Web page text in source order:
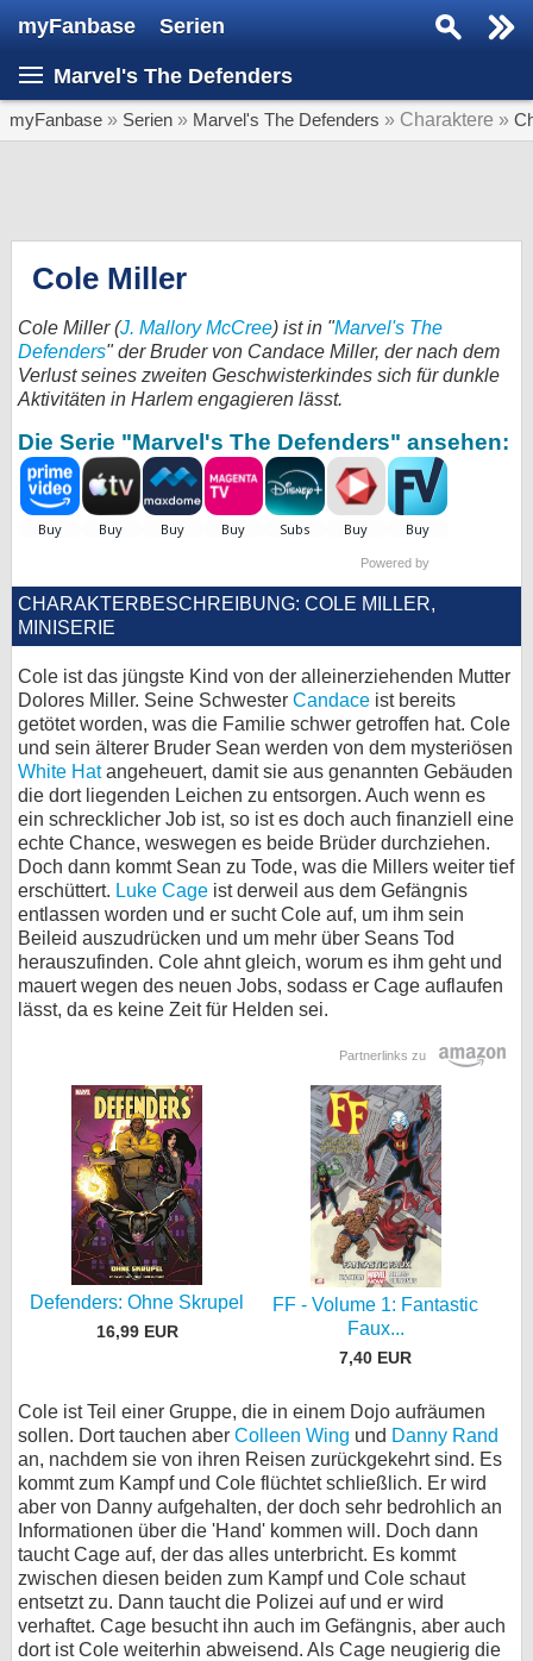
myFanbase Serien
Marvel's The Defenders
myFanbase » Serien » Marvel's The Defenders » Charaktere »
Cole Miller
Cole Miller (J. Mallory McCree) ist in "Marvel's The
Defenders" der Bruder von Candace Miller, der nach dem
Verlust seines zweiten Geschwisterkindes sich für dunkle
Aktivitäten in Harlem engagieren lässt.
Die Serie "Marvel's The Defenders" ansehen:
Powered by
CHARAKTERBESCHREIBUNG: COLE MILLER,
MINISERIE
Cole ist das jüngste Kind von der alleinerziehenden Mutter
Dolores Miller. Seine Schwester Candace ist bereits
getötet worden, was die Familie schwer getroffen hat. Cole
und sein älterer Bruder Sean werden von dem mysteriösen
White Hatangeheuert, damit sie aus genannten Gebäuden
die dort liegenden Leichen zu entsorgen. Auch wenn es
ein schrecklicher Job ist, so ist es doch auch finanziell eine
echte Chance, weswegen es beide Brüder durchziehen.
Doch dann kommt Sean zu Tode, was die Millers weiter tief
erschüttert. Luke Cage ist derweil aus dem Gefängnis
entlassen worden und er sucht Cole auf, um ihm sein
Beileid auszudrücken und um mehr über Seans Tod
herauszufinden. Cole ahnt gleich, worum es ihm geht und
mauert wegen des neuen Jobs, sodass er Cage auflaufen
lässt, da es keine Zeit für Helden sei.
Partnerlinks zu
Defenders: Ohne Skrupel
16,99 EUR
FF - Volume 1: Fantastic
Faux...
7,40 EUR
Cole ist Teil einer Gruppe, die in einem Dojo aufräumen
sollen. Dort tauchen aber Colleen Wing und Danny Rand
an, nachdem sie von ihren Reisen zurückgekehrt sind. Es
kommt zum Kampf und Cole flüchtet schließlich. Er wird
aber von Danny aufgehalten, der doch sehr bedrohlich an
Informationen über die 'Hand' kommen will. Doch dann
taucht Cage auf, der das alles unterbricht. Es kommt
zwischen diesen beiden zum Kampf und Cole schaut
entsetzt zu. Dann taucht die Polizei auf und er wird
verhaftet. Cage besucht ihn auch im Gefängnis, aber auch
dort ist Cole weiterhin abweisend. Als Cage neugierig die
Home
SERIEN
KULTUR
Specials
Gewinnspiele
Forum
bei Facebook
Kontakt
Nutzungsbedingungen
Datenschutz
Cookie-Einstellungen
Impressum
Desktop-Ansicht
myFanbase